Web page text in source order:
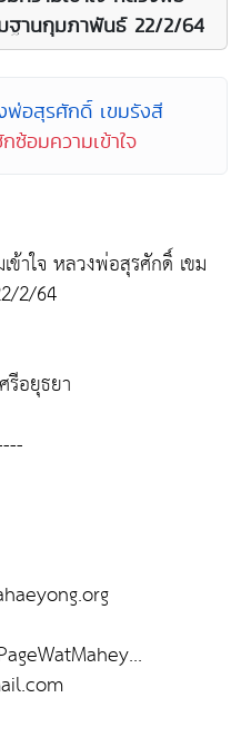
ฐานกุมภาพันธ์ 22/2/64
พ่อสุรศักดิ์ เขมรังสี
อมความเข้าใจ
าใจ หลวงพ่อสุรศักดิ์ เขม
2/64
รีอยุธยา